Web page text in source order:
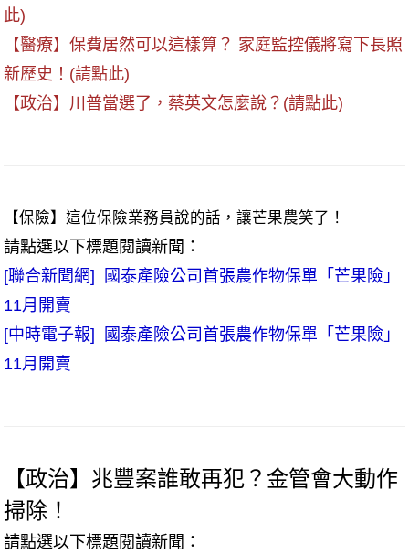
此)
【醫療】保費居然可以這樣算？ 家庭監控儀將寫下長照
新歷史！(請點此)
【政治】川普當選了，蔡英文怎麼說？(請點此)
【保險】這位保險業務員說的話，讓芒果農笑了！
請點選以下標題閱讀新聞：
[聯合新聞網] 國泰產險公司首張農作物保單「芒果險」
11月開賣
[中時電子報] 國泰產險公司首張農作物保單「芒果險」
11月開賣
【政治】兆豐案誰敢再犯？金管會大動作
掃除！
請點選以下標題閱讀新聞：